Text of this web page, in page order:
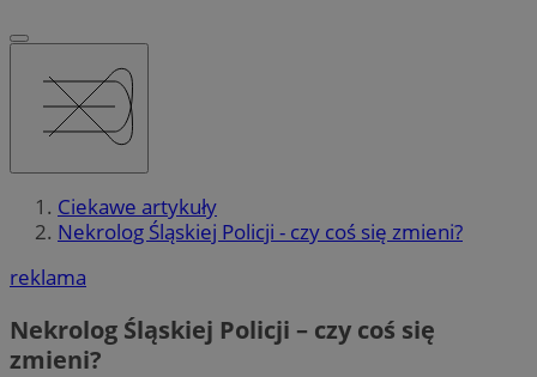
Ciekawe artykuły
Nekrolog Śląskiej Policji - czy coś się zmieni?
reklama
Nekrolog Śląskiej Policji – czy coś się
zmieni?